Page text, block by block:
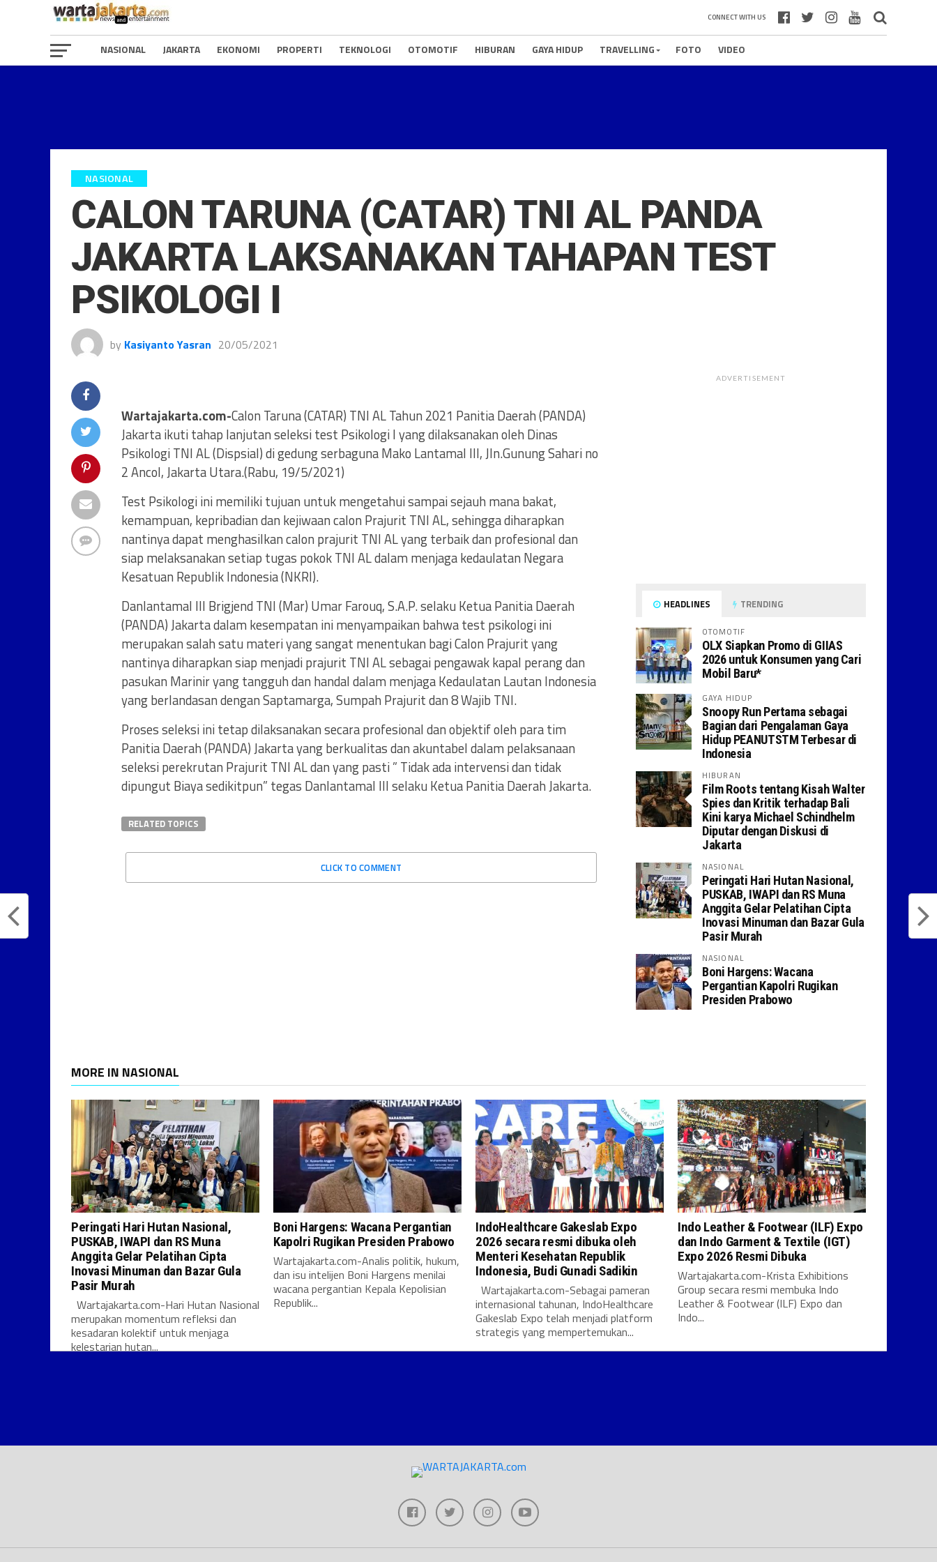
CONNECT WITH US
NASIONAL JAKARTA EKONOMI PROPERTI TEKNOLOGI OTOMOTIF HIBURAN GAYA HIDUP TRAVELLING FOTO VIDEO
NASIONAL
CALON TARUNA (CATAR) TNI AL PANDA
JAKARTA LAKSANAKAN TAHAPAN TEST
PSIKOLOGI I
by Kasiyanto Yasran 20/05/2021
Wartajakarta.com-Calon Taruna (CATAR) TNI AL Tahun 2021 Panitia Daerah (PANDA)
Jakarta ikuti tahap lanjutan seleksi test Psikologi I yang dilaksanakan oleh Dinas
Psikologi TNI AL (Dispsial) di gedung serbaguna Mako Lantamal III, Jln.Gunung Sahari no
2 Ancol, Jakarta Utara.(Rabu, 19/5/2021)
Test Psikologi ini memiliki tujuan untuk mengetahui sampai sejauh mana bakat,
kemampuan, kepribadian dan kejiwaan calon Prajurit TNI AL, sehingga diharapkan
nantinya dapat menghasilkan calon prajurit TNI AL yang terbaik dan profesional dan
siap melaksanakan setiap tugas pokok TNI AL dalam menjaga kedaulatan Negara
Kesatuan Republik Indonesia (NKRI).
Danlantamal III Brigjend TNI (Mar) Umar Farouq, S.A.P. selaku Ketua Panitia Daerah
(PANDA) Jakarta dalam kesempatan ini menyampaikan bahwa test psikologi ini
merupakan salah satu materi yang sangat menentukan bagi Calon Prajurit yang
nantinya diharapkan siap menjadi prajurit TNI AL sebagai pengawak kapal perang dan
pasukan Marinir yang tangguh dan handal dalam menjaga Kedaulatan Lautan Indonesia
yang berlandasan dengan Saptamarga, Sumpah Prajurit dan 8 Wajib TNI.
Proses seleksi ini tetap dilaksanakan secara profesional dan objektif oleh para tim
Panitia Daerah (PANDA) Jakarta yang berkualitas dan akuntabel dalam pelaksanaan
seleksi perekrutan Prajurit TNI AL dan yang pasti ” Tidak ada intervensi dan tidak
dipungut Biaya sedikitpun” tegas Danlantamal III selaku Ketua Panitia Daerah Jakarta.
RELATED TOPICS
CLICK TO COMMENT
ADVERTISEMENT
HEADLINES TRENDING
OTOMOTIF
OLX Siapkan Promo di GIIAS
2026 untuk Konsumen yang Cari
Mobil Baru*
GAYA HIDUP
Snoopy Run Pertama sebagai
Bagian dari Pengalaman Gaya
Hidup PEANUTSTM Terbesar di
Indonesia
HIBURAN
Film Roots tentang Kisah Walter
Spies dan Kritik terhadap Bali
Kini karya Michael Schindhelm
Diputar dengan Diskusi di
Jakarta
NASIONAL
Peringati Hari Hutan Nasional,
PUSKAB, IWAPI dan RS Muna
Anggita Gelar Pelatihan Cipta
Inovasi Minuman dan Bazar Gula
Pasir Murah
NASIONAL
Boni Hargens: Wacana
Pergantian Kapolri Rugikan
Presiden Prabowo
MORE IN NASIONAL
Peringati Hari Hutan Nasional,
PUSKAB, IWAPI dan RS Muna
Anggita Gelar Pelatihan Cipta
Inovasi Minuman dan Bazar Gula
Pasir Murah
Wartajakarta.com-Hari Hutan Nasional
merupakan momentum refleksi dan
kesadaran kolektif untuk menjaga
kelestarian hutan...
Boni Hargens: Wacana Pergantian
Kapolri Rugikan Presiden Prabowo
Wartajakarta.com-Analis politik, hukum,
dan isu intelijen Boni Hargens menilai
wacana pergantian Kepala Kepolisian
Republik...
IndoHealthcare Gakeslab Expo
2026 secara resmi dibuka oleh
Menteri Kesehatan Republik
Indonesia, Budi Gunadi Sadikin
Wartajakarta.com-Sebagai pameran
internasional tahunan, IndoHealthcare
Gakeslab Expo telah menjadi platform
strategis yang mempertemukan...
Indo Leather & Footwear (ILF) Expo
dan Indo Garment & Textile (IGT)
Expo 2026 Resmi Dibuka
Wartajakarta.com-Krista Exhibitions
Group secara resmi membuka Indo
Leather & Footwear (ILF) Expo dan
Indo...